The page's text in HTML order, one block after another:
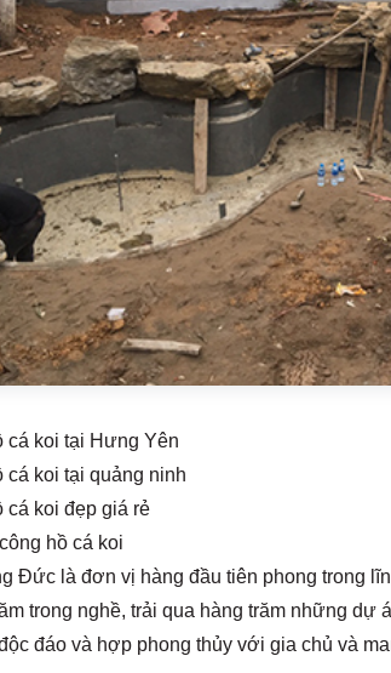
cá koi tại Hưng Yên
cá koi tại quảng ninh
cá koi đẹp giá rẻ
hồ cá koi
Đức là đơn vị hàng đầu tiên phong trong
trong nghề, trải qua hàng trăm những
đáo và hợp phong thủy với gia chủ và